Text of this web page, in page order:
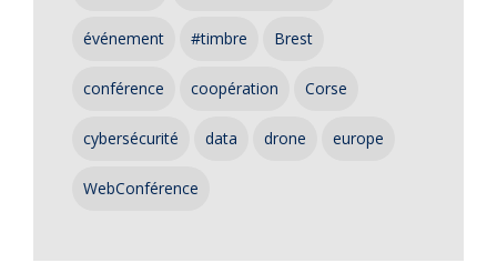
événement #timbre Brest
conférence coopération Corse
cybersécurité data drone europe
WebConférence